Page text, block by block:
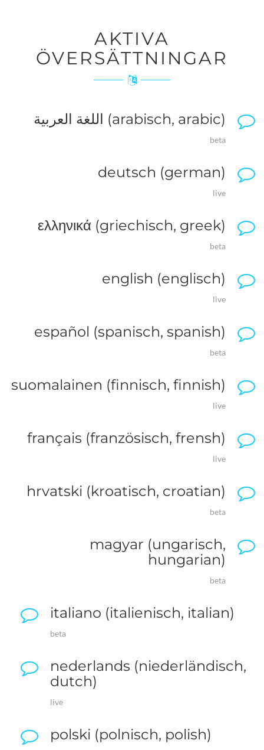
AKTIVA
ÖVERSÄTTNINGAR
اللغة العربية (arabisch, arabic)
beta
deutsch (german)
live
ελληνικά (griechisch, greek)
beta
english (englisch)
live
español (spanisch, spanish)
beta
suomalainen (finnisch, finnish)
live
français (französisch, frensh)
live
hrvatski (kroatisch, croatian)
beta
magyar (ungarisch,
hungarian)
beta
italiano (italienisch, italian)
beta
nederlands (niederländisch,
dutch)
live
polski (polnisch, polish)